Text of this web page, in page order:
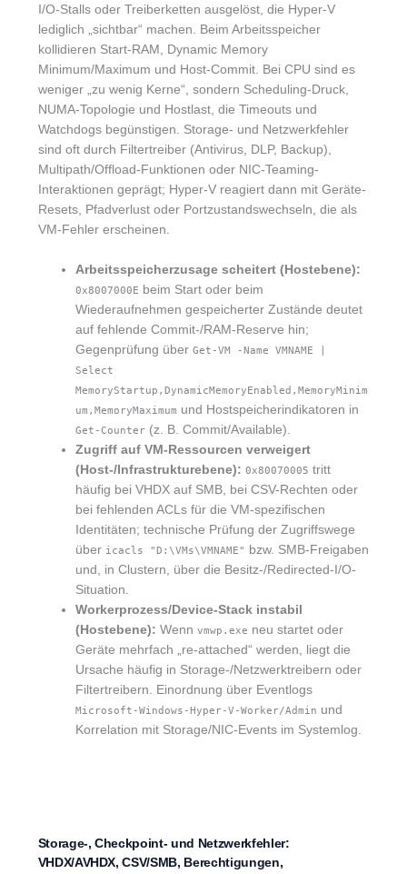
I/O-Stalls oder Treiberketten ausgelöst, die Hyper-V
lediglich „sichtbar“ machen. Beim Arbeitsspeicher
kollidieren Start-RAM, Dynamic Memory
Minimum/Maximum und Host-Commit. Bei CPU sind es
weniger „zu wenig Kerne“, sondern Scheduling-Druck,
NUMA-Topologie und Hostlast, die Timeouts und
Watchdogs begünstigen. Storage- und Netzwerkfehler
sind oft durch Filtertreiber (Antivirus, DLP, Backup),
Multipath/Offload-Funktionen oder NIC-Teaming-
Interaktionen geprägt; Hyper-V reagiert dann mit Geräte-
Resets, Pfadverlust oder Portzustandswechseln, die als
VM-Fehler erscheinen.
Arbeitsspeicherzusage scheitert (Hostebene):
0x8007000E beim Start oder beim
Wiederaufnehmen gespeicherter Zustände deutet
auf fehlende Commit-/RAM-Reserve hin;
Gegenprüfung über Get-VM -Name VMNAME |
Select
MemoryStartup,DynamicMemoryEnabled,MemoryMinim
um,MemoryMaximum und Hostspeicherindikatoren in
Get-Counter(z. B. Commit/Available).
Zugriff auf VM-Ressourcen verweigert
(Host-/Infrastrukturebene): 0x80070005 tritt
häufig bei VHDX auf SMB, bei CSV-Rechten oder
bei fehlenden ACLs für die VM-spezifischen
Identitäten; technische Prüfung der Zugriffswege
über icacls "D:\VMs\VMNAME"
bzw. SMB-Freigaben
und, in Clustern, über die Besitz-/Redirected-I/O-
Situation.
Workerprozess/Device-Stack instabil
(Hostebene): Wenn vmwp.exe neu startet oder
Geräte mehrfach „re-attached“ werden, liegt die
Ursache häufig in Storage-/Netzwerktreibern oder
Filtertreibern. Einordnung über Eventlogs
Microsoft-Windows-Hyper-V-Worker/Admin und
Korrelation mit Storage/NIC-Events im Systemlog.
Storage-, Checkpoint- und Netzwerkfehler:
VHDX/AVHDX, CSV/SMB, Berechtigungen,